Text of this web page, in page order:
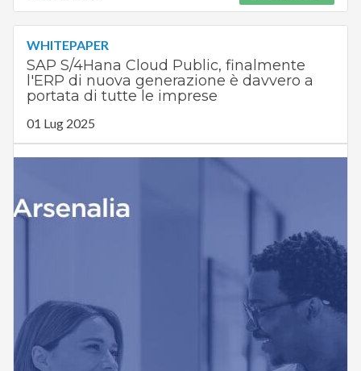
WHITEPAPER
SAP S/4Hana Cloud Public, finalmente
l'ERP di nuova generazione è davvero a
portata di tutte le imprese
01 Lug 2025